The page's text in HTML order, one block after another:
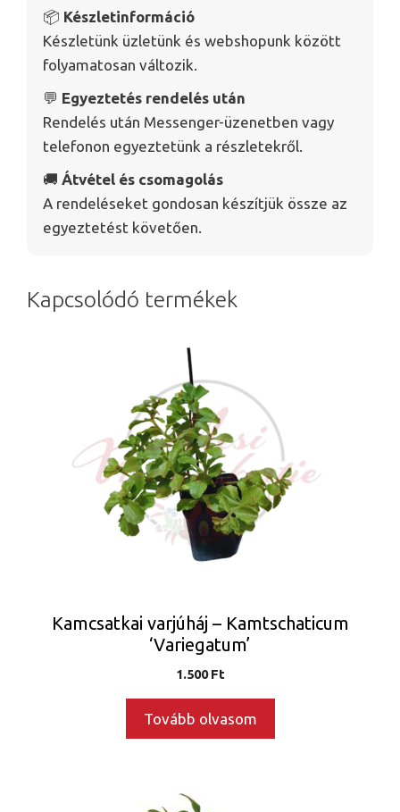
📦 Készletinformáció
Készletünk üzletünk és webshopunk között
folyamatosan változik.
💬 Egyeztetés rendelés után
Rendelés után Messenger-üzenetben vagy
telefonon egyeztetünk a részletekről.
🚚 Átvétel és csomagolás
A rendeléseket gondosan készítjük össze az
egyeztetést követően.
Kapcsolódó termékek
Kamcsatkai varjúháj – Kamtschaticum
‘Variegatum’
1.500Ft
Tovább olvasom